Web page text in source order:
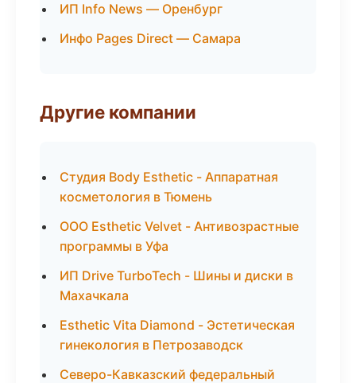
ИП Info News — Оренбург
Инфо Pages Direct — Самара
Другие компании
Студия Body Esthetic - Аппаратная
косметология в Тюмень
ООО Esthetic Velvet - Антивозрастные
программы в Уфа
ИП Drive TurboTech - Шины и диски в
Махачкала
Esthetic Vita Diamond - Эстетическая
гинекология в Петрозаводск
Северо-Кавказский федеральный